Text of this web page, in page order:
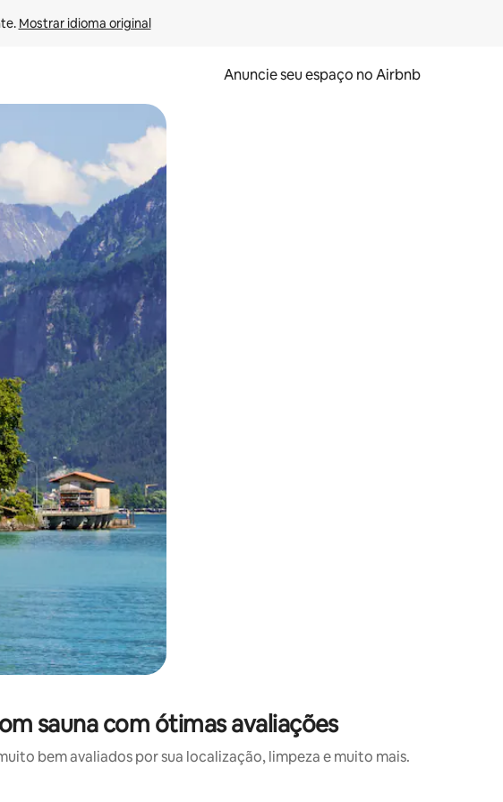
Mostrar idioma original
Anuncie seu espaço no Airbnb
ou tocando e deslizando o dedo na tela.
sauna com ótimas avaliações
bem avaliados por sua localização, limpeza e muito mais.